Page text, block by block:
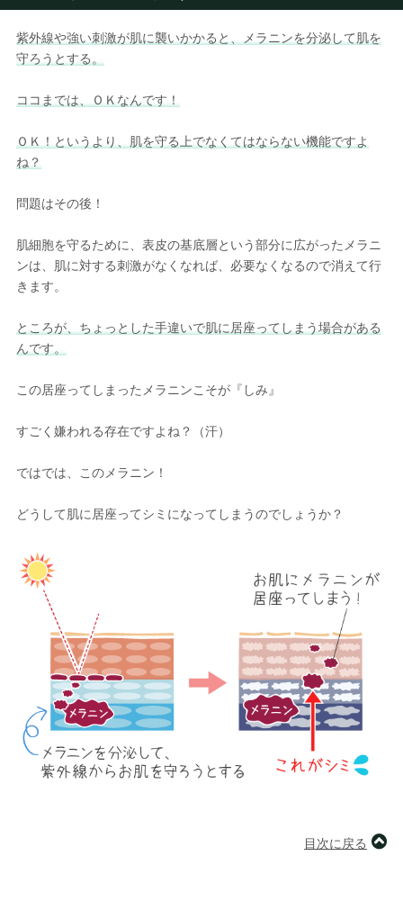
紫外線や強い刺激が肌に襲いかかると、メラニンを分泌して肌を
守ろうとする。
ココまでは、ＯＫなんです！
ＯＫ！というより、肌を守る上でなくてはならない機能ですよ
ね？
問題はその後！
肌細胞を守るために、表皮の基底層という部分に広がったメラニ
ンは、肌に対する刺激がなくなれば、必要なくなるので消えて行
きます。
ところが、ちょっとした手違いで肌に居座ってしまう場合がある
んです。
この居座ってしまったメラニンこそが『しみ』
すごく嫌われる存在ですよね？（汗）
ではでは、このメラニン！
どうして肌に居座ってシミになってしまうのでしょうか？
目次に戻る